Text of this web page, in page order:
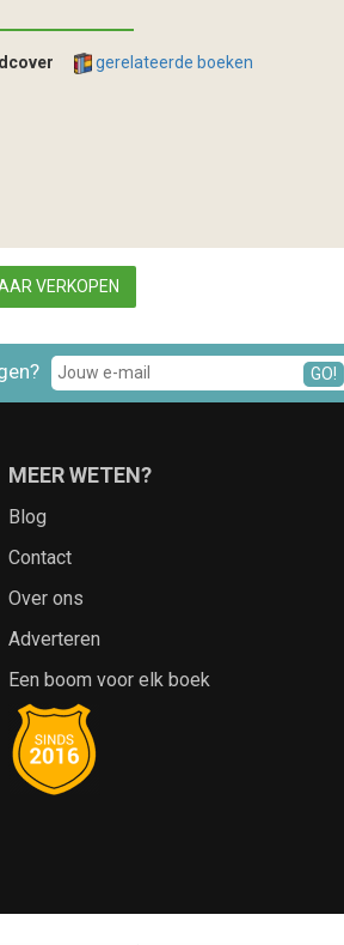
gerelateerde boeken
VERKOPEN
GO!
MEER WETEN?
Blog
Contact
Over ons
Adverteren
Een boom voor elk boek